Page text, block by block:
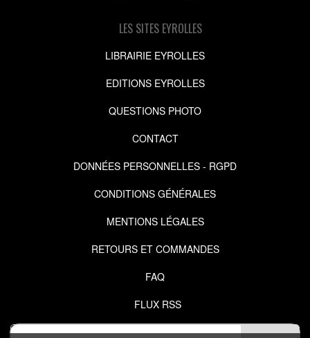
LES SITES EYROLLES
LIBRAIRIE EYROLLES
EDITIONS EYROLLES
QUESTIONS PHOTO
CONTACT
DONNÉES PERSONNELLES - RGPD
CONDITIONS GÉNÉRALES
MENTIONS LÉGALES
RETOURS ET COMMANDES
FAQ
FLUX RSS